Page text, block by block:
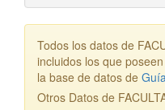
Todos los datos de
incluidos los que
la base de datos de
Otros Datos de